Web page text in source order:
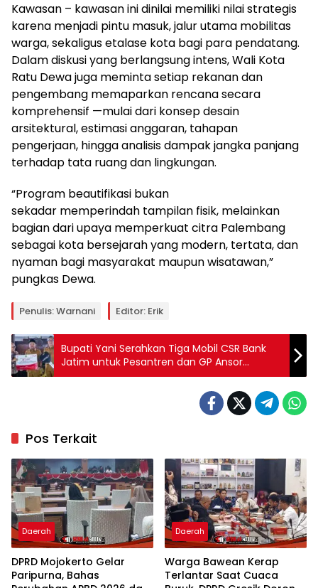
Kawasan – kawasan ini dinilai memiliki nilai strategis
karena menjadi pintu masuk, jalur utama mobilitas
warga, sekaligus etalase kota bagi para pendatang.
Dalam diskusi yang berlangsung intens, Wali Kota
Ratu Dewa juga meminta setiap rekanan dan
pengembang memaparkan rencana secara
komprehensif —mulai dari konsep desain
arsitektural, estimasi anggaran, tahapan
pengerjaan, hingga analisis dampak jangka panjang
terhadap tata ruang dan lingkungan.
“Program beautifikasi bukan
sekadar memperindah tampilan fisik, melainkan
bagian dari upaya memperkuat citra Palembang
sebagai kota bersejarah yang modern, tertata, dan
nyaman bagi masyarakat maupun wisatawan,”
pungkas Dewa.
Penulis: Warnani Editor: Erik
Bupati Yani Serahkan Tiga Mobil CSR Bank
Jatim untuk Pesantren dan GP Ansor
Bawean
Pos Terkait
Daerah
DPRD Mojokerto Gelar
Paripurna, Bahas
Daerah
Warga Bawean Kerap
Terlantar Saat Cuaca